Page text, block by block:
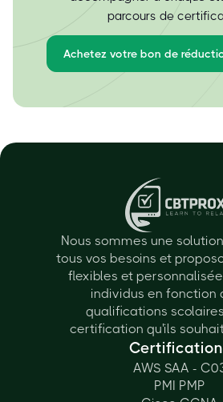
parcours de
Achetez votre bon de
Nous sommes une
tous vos besoins et
flexibles et
individus en fonction
qualifications
certification qu'ils
AWS SAA -
PMI PMP